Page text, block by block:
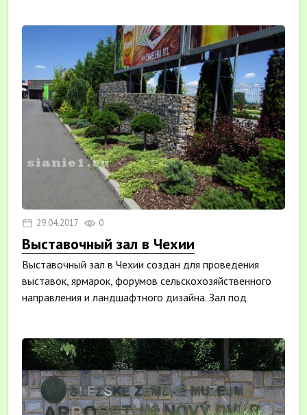
29.04.2017 0
Выставочный зал в Чехии
Выставочный зал в Чехии создан для проведения
выставок, ярмарок, форумов сельскохозяйственного
направления и ландшафтного дизайна. Зал под